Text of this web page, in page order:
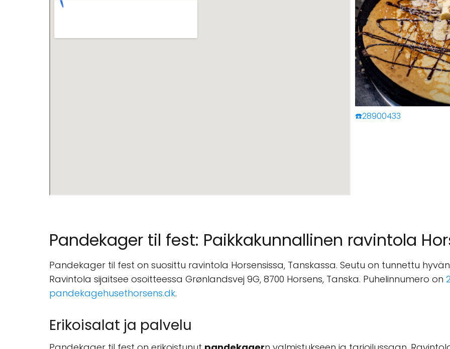
☎️28900433
Pandekager til fest: Paikkakunnallinen ravintola
Pandekager til fest on suosittu ravintola Horsensissa, Tanskassa. Seutu on tunnettu
Ravintola sijaitsee osoitteessa Grønlandsvej 9G, 8700 Horsens, Tanska. Puhelinnumero on
pandekagehusethorsens.dk.
Erikoisalat ja palvelu